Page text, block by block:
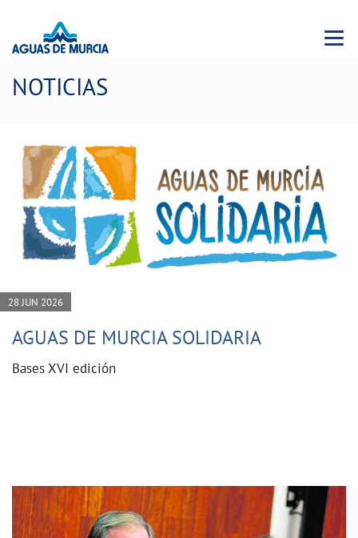
Menu
NOTICIAS
28 JUN 2026
AGUAS DE MURCIA SOLIDARIA
Bases XVI edición